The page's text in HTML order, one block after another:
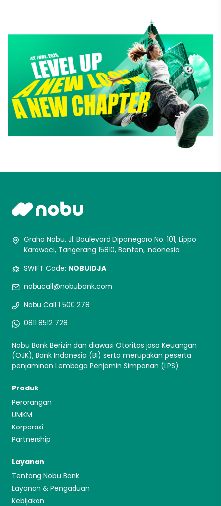
Graha Nobu, Jl. Boulevard Diponegoro No. 101, Lippo
Karawaci, Tangerang 15810, Banten, Indonesia
SWIFT Code: NOBUIDJA
nobucall@nobubank.com
Nobu Call 1 500 278
0811 8512 728
Nobu Bank Berizin dan diawasi Otoritas jasa Keuangan
(OJK), Bank Indonesia (BI) serta merupakan peserta
penjaminan Lembaga Penjamin Simpanan (LPS)
Produk
Perorangan
UMKM
Korporasi
Partnership
Layanan
Tentang Nobu Bank
Layanan & Pengaduan
Kebijakan